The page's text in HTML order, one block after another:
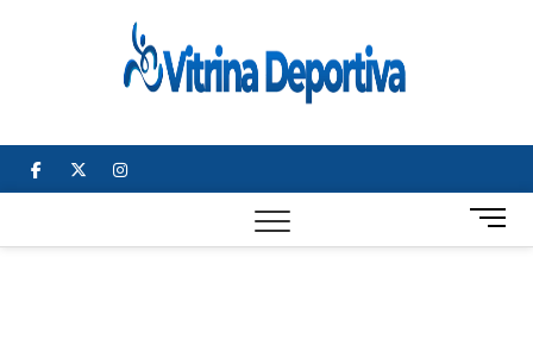
facebook
twitterinstagram
B
o